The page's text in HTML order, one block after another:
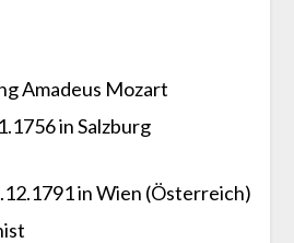
Amadeus Mozart
in Salzburg
in Wien (Österreich)